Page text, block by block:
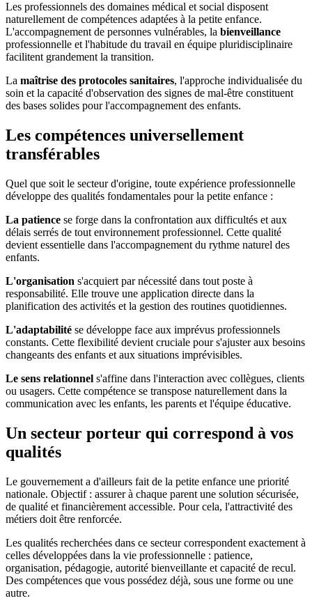
Les professionnels des domaines médical et social disposent
naturellement de compétences adaptées à la petite enfance.
L'accompagnement de personnes vulnérables, la bienveillance
professionnelle et l'habitude du travail en équipe pluridisciplinaire
facilitent grandement la transition.
La maîtrise des protocoles sanitaires, l'approche individualisée du
soin et la capacité d'observation des signes de mal-être constituent
des bases solides pour l'accompagnement des enfants.
Les compétences universellement
transférables
Quel que soit le secteur d'origine, toute expérience professionnelle
développe des qualités fondamentales pour la petite enfance :
La patience se forge dans la confrontation aux difficultés et aux
délais serrés de tout environnement professionnel. Cette qualité
devient essentielle dans l'accompagnement du rythme naturel des
enfants.
L'organisation s'acquiert par nécessité dans tout poste à
responsabilité. Elle trouve une application directe dans la
planification des activités et la gestion des routines quotidiennes.
L'adaptabilité se développe face aux imprévus professionnels
constants. Cette flexibilité devient cruciale pour s'ajuster aux besoins
changeants des enfants et aux situations imprévisibles.
Le sens relationnel s'affine dans l'interaction avec collègues, clients
ou usagers. Cette compétence se transpose naturellement dans la
communication avec les enfants, les parents et l'équipe éducative.
Un secteur porteur qui correspond à vos
qualités
Le gouvernement a d'ailleurs fait de la petite enfance une priorité
nationale. Objectif : assurer à chaque parent une solution sécurisée,
de qualité et financièrement accessible. Pour cela, l'attractivité des
métiers doit être renforcée.
Les qualités recherchées dans ce secteur correspondent exactement à
celles développées dans la vie professionnelle : patience,
organisation, pédagogie, autorité bienveillante et capacité de recul.
Des compétences que vous possédez déjà, sous une forme ou une
autre.